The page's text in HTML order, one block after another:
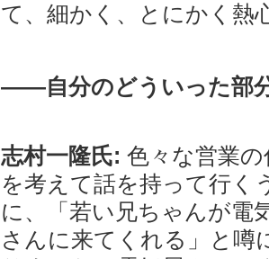
て、細かく、とにかく熱
――自分のどういった部
志村一隆氏: 色々な営業の
を考えて話を持って行く
に、「若い兄ちゃんが電
さんに来てくれる」と噂